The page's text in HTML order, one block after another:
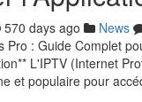
570 days ago News
Pro : Guide Complet
L'IPTV (Internet
et populaire pour